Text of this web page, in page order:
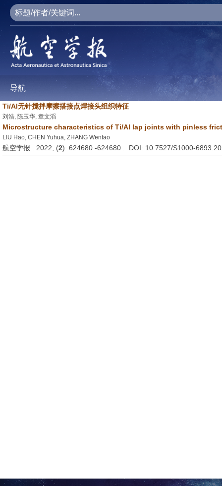
导航
Ti/Al无针搅拌摩擦搭接点焊接头组织特征
刘浩, 陈玉华, 章文滔
Microstructure characteristics of Ti/Al lap joints with pinless
LIU Hao, CHEN Yuhua, ZHANG Wentao
航空学报 . 2022, (2): 624680 -624680 . DOI: 10.7527/S1000-